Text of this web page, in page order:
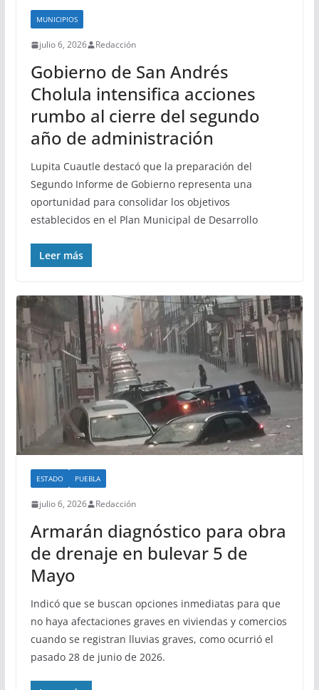
MUNICIPIOS
julio 6, 2026 Redacción
Gobierno de San Andrés
Cholula intensifica acciones
rumbo al cierre del segundo
año de administración
Lupita Cuautle destacó que la preparación del
Segundo Informe de Gobierno representa una
oportunidad para consolidar los objetivos
establecidos en el Plan Municipal de Desarrollo
Leer más
ESTADO PUEBLA
julio 6, 2026 Redacción
Armarán diagnóstico para obra
de drenaje en bulevar 5 de
Mayo
Indicó que se buscan opciones inmediatas para que
no haya afectaciones graves en viviendas y comercios
cuando se registran lluvias graves, como ocurrió el
pasado 28 de junio de 2026.